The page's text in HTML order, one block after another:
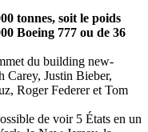
tonnes, soit le poids
Boeing 777 ou de 36
du building new-
Carey, Justin Bieber,
Roger Federer et Tom
de voir 5 États en un